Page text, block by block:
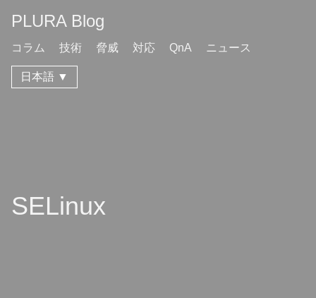
PLURA Blog
コラム 技術 脅威 対応 QnA ニュース
日本語 ▼
SELinux